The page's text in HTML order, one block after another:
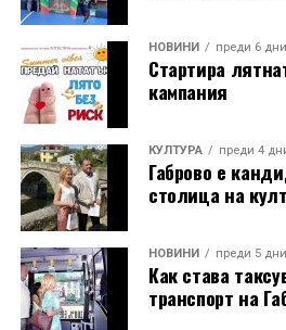
НОВИНИ преди 6 дни
Стартира
кампания
КУЛТУРА преди 4
Габрово е
столица на
НОВИНИ преди 5 дни
Как става
транспорт на